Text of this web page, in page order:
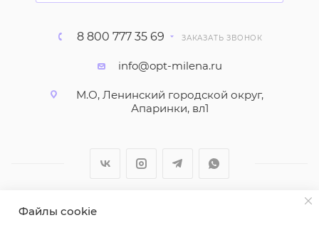
8 800 777 35 69 ЗАКАЗАТЬ ЗВОНОК
info@opt-milena.ru
М.О, Ленинский городской округ,
Апаринки, вл1
2026 © ООО "Вайт Текстиль групп"
Файлы cookie